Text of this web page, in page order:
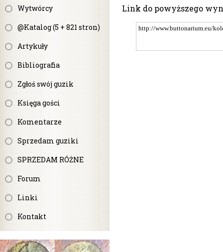
Wytwórcy
@Katalog (5 + 821 stron)
Artykuły
Bibliografia
Zgłoś swój guzik
Księga gości
Komentarze
Sprzedam guziki
SPRZEDAM RÓŻNE
Forum
Linki
Kontakt
Link do powyższego